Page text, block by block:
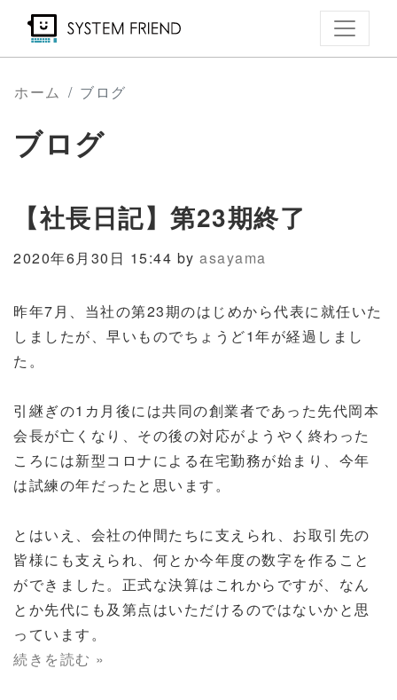
ン
コ
動
ホーム ブログ
ブログ
【社長日記】第23期終了
2020年6月30日 15:44 by asayama
昨年7月、当社の第23期のはじめから代表に就任いた
しましたが、早いものでちょうど1年が経過しまし
た。
引継ぎの1カ月後には共同の創業者であった先代岡本
会長が亡くなり、その後の対応がようやく終わった
ころには新型コロナによる在宅勤務が始まり、今年
は試練の年だったと思います。
とはいえ、会社の仲間たちに支えられ、お取引先の
皆様にも支えられ、何とか今年度の数字を作ること
ができました。正式な決算はこれからですが、なん
とか先代にも及第点はいただけるのではないかと思
っています。
続きを読む »